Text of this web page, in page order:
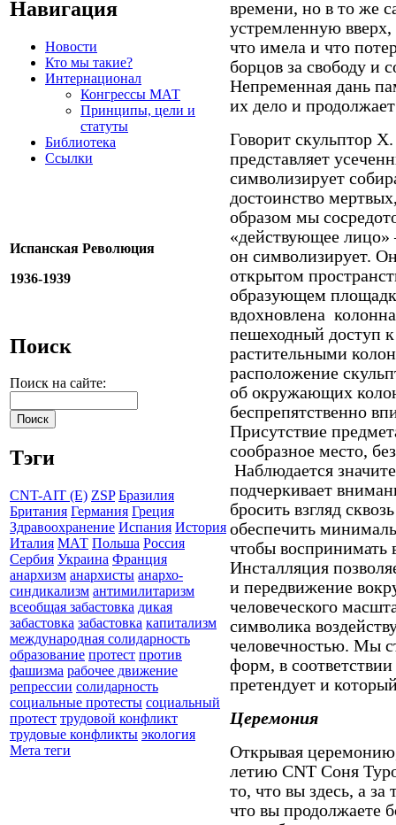
Навигация
Новости
Кто мы такие?
Интернационал
Конгрессы МАТ
Принципы, цели и
статуты
Библиотека
Ссылки
Испанская Революция
1936-1939
Поиск
Поиск на сайте:
Тэги
CNT-AIT (E) ZSP Бразилия
Британия Германия Греция
Здравоохранение Испания История
Италия МАТ Польша Россия
Сербия Украина Франция
анархизм анархисты анархо-
синдикализм антимилитаризм
всеобщая забастовка дикая
забастовка забастовка капитализм
международная солидарность
образование протест против
фашизма рабочее движение
репрессии солидарность
социальные протесты социальный
протест трудовой конфликт
трудовые конфликты экология
Мета теги
времени, но в то же
устремленную
что имела и что
борцов за свободу и
Непременная дань
их дело и
Говорит скульптор
представляет
символизирует
достоинство
образом мы
«действующее лицо»
он символизирует.
открытом
образующем
вдохновлена
пешеходный доступ
растительными
расположение
об окружающих
беспрепятственно
Присутствие
сообразное место,
Наблюдается
подчеркивает
бросить взгляд
обеспечить
чтобы воспринимать
Инсталляция
и передвижение
человеческого
символика
человечностью. Мы
форм, в
претендует и
Церемония
Открывая
летию CNT Соня
то, что вы здесь, а за
что вы продолжаете